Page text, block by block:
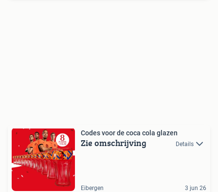
Codes voor de coca cola glazen
Zie omschrijving Details
Eibergen 3 jun 26